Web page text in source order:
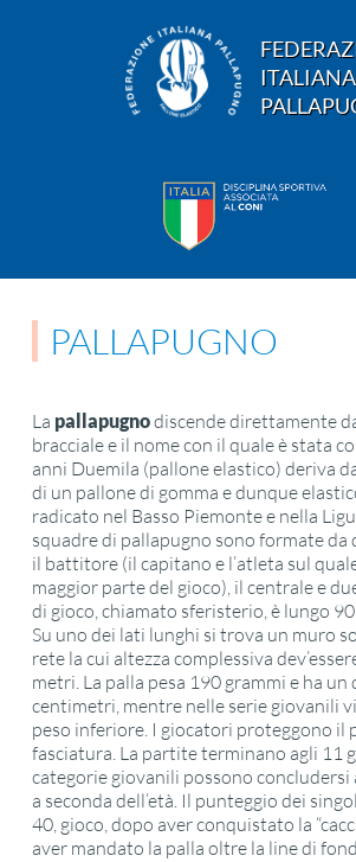
ITALIANA
PALLAPUGNO
La pallapugnodiscende direttamente
bracciale e il nome con il quale è stata
anni Duemila (pallone elastico) deriva
di un pallone di gomma e dunque
radicato nel Basso Piemonte e nella
squadre di pallapugno sono formate
il battitore (il capitano e l’atleta sul
maggior parte del gioco), il centrale e
di gioco, chiamato sferisterio, è lungo
Su uno dei lati lunghi si trova un muro
rete la cui altezza complessiva
metri. La palla pesa 190 grammi e ha
centimetri, mentre nelle serie giovanili
peso inferiore. I giocatori proteggono il
fasciatura. La partite terminano agli 11
categorie giovanili possono concludersi
a seconda dell’età. Il punteggio dei
40, gioco, dopo aver conquistato la
aver mandato la palla oltre la line di